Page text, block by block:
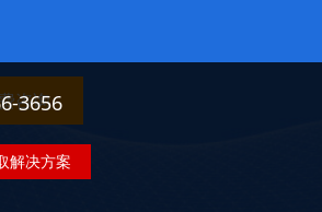
3656
解决方案
咨询